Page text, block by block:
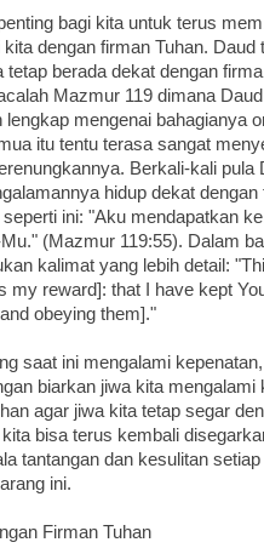
bagi kita untuk terus
dengan firman Tuhan. Daud
tetap berada dekat dengan
Mazmur 119 dimana
lengkap mengenai bahagianya
itu tentu terasa sangat
Berkali-kali pula
hidup dekat dengan
ini: "Aku mendapatkan
(Mazmur 119:55). Dalam
kalimat yang lebih detail:
my reward]: that I have kept
obeying them]."
saat ini mengalami
biarkan jiwa kita mengalami
agar jiwa kita tetap segar
bisa terus kembali
tantangan dan kesulitan
ini.
Firman Tuhan